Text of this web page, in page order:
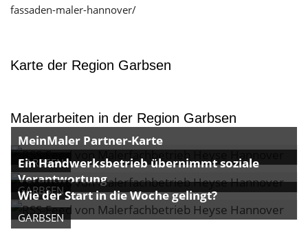
fassaden-maler-hannover/
Karte der Region Garbsen
Malerarbeiten in der Region Garbsen
MeinMaler Partner-Karte
GARBSEN
Ein Handwerksbetrieb übernimmt soziale
Verantwortung
GARBSEN
Wie der Start in die Woche gelingt?
GARBSEN